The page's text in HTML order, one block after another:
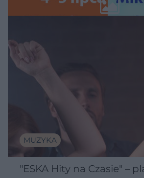
MUZYKA
"ESKA Hity na Czasie" –